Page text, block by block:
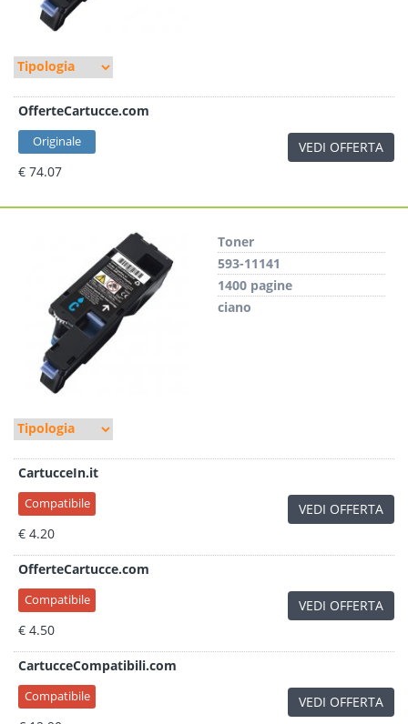
OfferteCartucce.com
Originale
€ 74.07
VEDI OFFERTA
Toner
593-11141
1400 pagine
ciano
CartucceIn.it
Compatibile
€ 4.20
VEDI OFFERTA
OfferteCartucce.com
Compatibile
€ 4.50
VEDI OFFERTA
CartucceCompatibili.com
Compatibile VEDI OFFERTA